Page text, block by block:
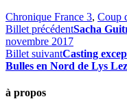
Chronique France 3, Coup
Billet précédentSacha
novembre 2017
Billet suivantCasting
Bulles en Nord de Lys
à propos